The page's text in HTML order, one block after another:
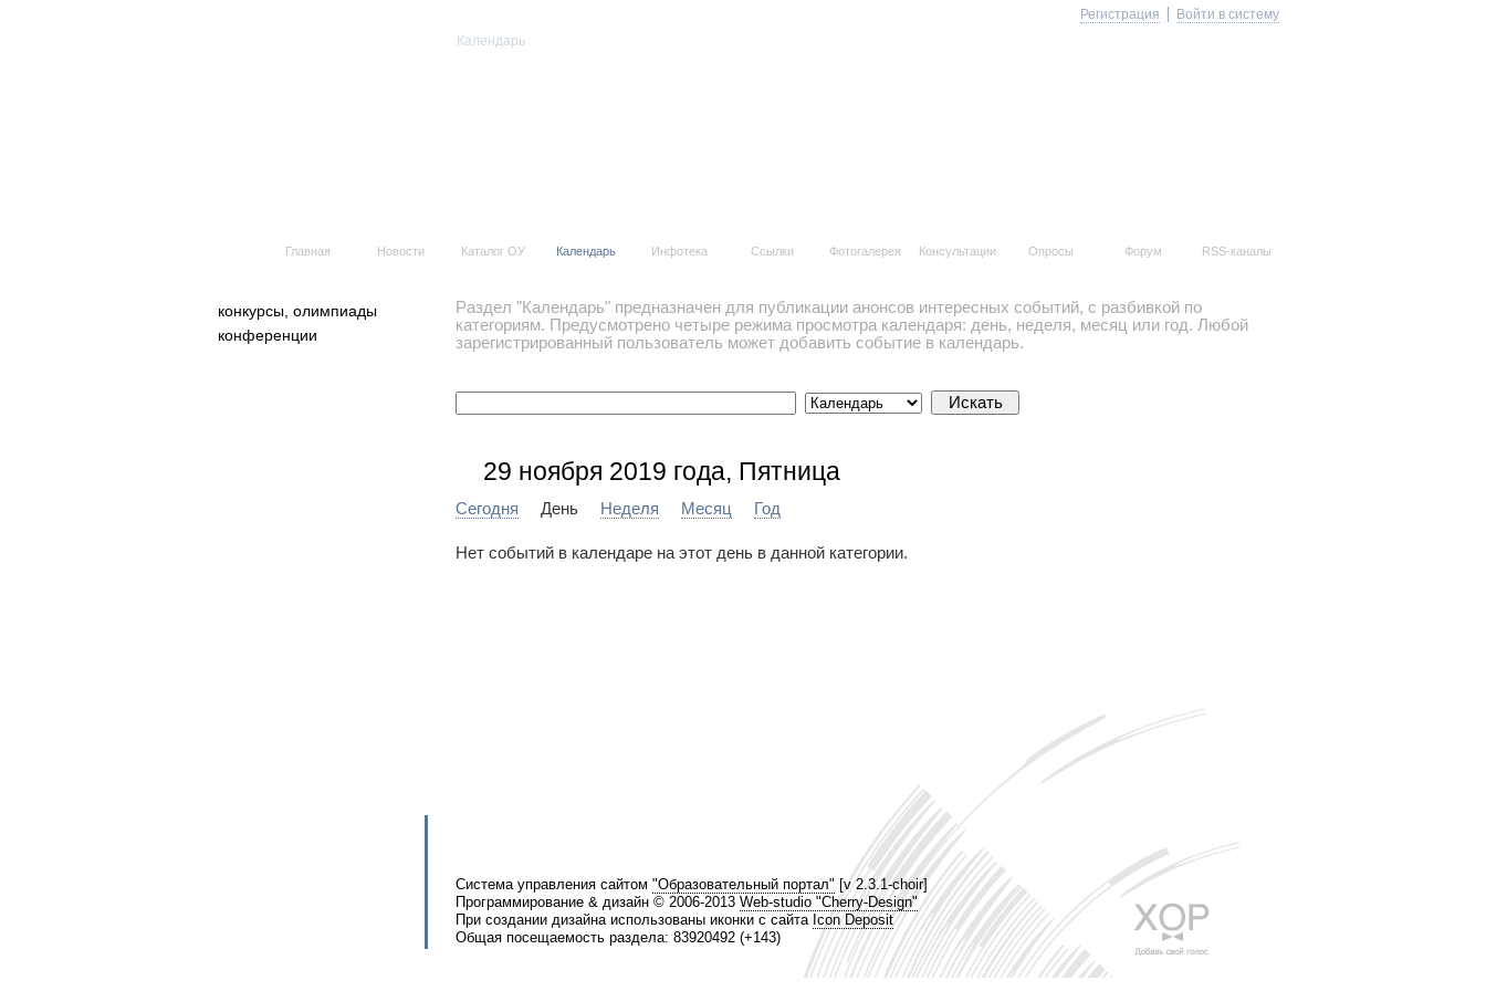
Главная Новости Каталог ОУ Календарь Инфотека Ссылки Фотогалерея Консультации Опросы Форум RSS-каналы
Календарь
Регистрация Войти в систему
конкурсы, олимпиады
конференции
Раздел "Календарь" предназначен для публикации анонсов интересных событий, с разбивкой по
категориям. Предусмотрено четыре режима просмотра календаря: день, неделя, месяц или год. Любой
зарегистрированный пользователь может добавить событие в календарь.
29 ноября 2019 года, Пятница
Сегодня День Неделя Месяц Год
Нет событий в календаре на этот день в данной категории.
Система управления сайтом "Образовательный портал" [v 2.3.1-choir]
Программирование & дизайн © 2006-2013 Web-studio "Cherry-Design"
При создании дизайна использованы иконки с сайта Icon Deposit
Общая посещаемость раздела: 83920492 (+143)